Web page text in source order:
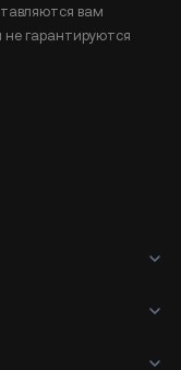
вам
гарантируются